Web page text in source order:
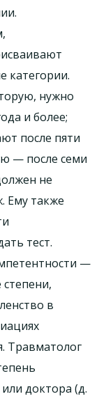
категории.
нужно
и более;
после пяти
— после семи
не
Ему также
тест.
—
в
Травматолог
доктора (д.